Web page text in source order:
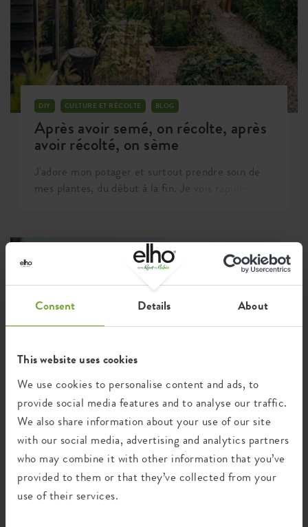
Consent Details About
This website uses cookies
We use cookies to personalise content and ads, to
provide social media features and to analyse our traffic.
We also share information about your use of our site
with our social media, advertising and analytics partners
who may combine it with other information that you’ve
provided to them or that they’ve collected from your
use of their services.
DIY CULTURE ET RÉCOLTE BLOG
Après avoir semé, on récolte, après
avoir récolté, on sème
J'adore mon potager et surtout prendre soin de
mes plantes, du début à la fin. Je vois rapidement
beaucoup de choses à cultiver. Cependant, on
remarque souvent qu'avec les vacances, la
motivation de beaucoup de gens baisse et les
potagers sont un peu laissés de côté. Je trouve ça
relaxante. Dans cet article, j'aimerais montrer
encore des cultures à semer. Des fruits et
légumes pour cette saison jusqu'au début de la
saison prochaine.
BALCON DIY PRINTEMPS BLOG
3 conseils pour transformer